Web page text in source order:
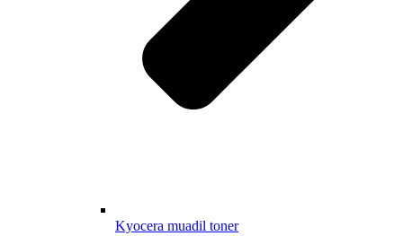
Kyocera muadil toner